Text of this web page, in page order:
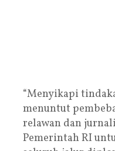
“Menyikapi
menuntut
relawan dan
Pemerintah RI